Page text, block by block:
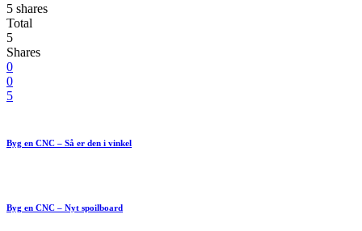
5 shares
Total
5
Shares
0
0
5
Byg en CNC – Så er den i vinkel
Byg en CNC – Nyt spoilboard